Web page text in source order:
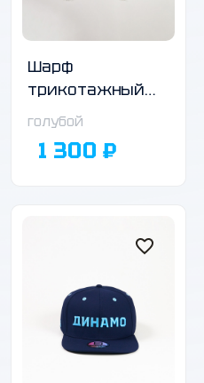
Шарф
трикотажный
двухсторонний,
голубой
1 300 ₽